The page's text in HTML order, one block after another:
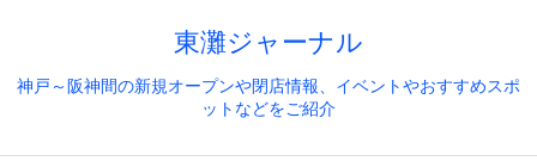
東灘ジャーナル
神戸～阪神間の新規オープンや閉店情報、イベントやおすすめスポ
ットなどをご紹介